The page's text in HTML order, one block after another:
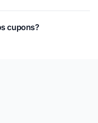
cupons?